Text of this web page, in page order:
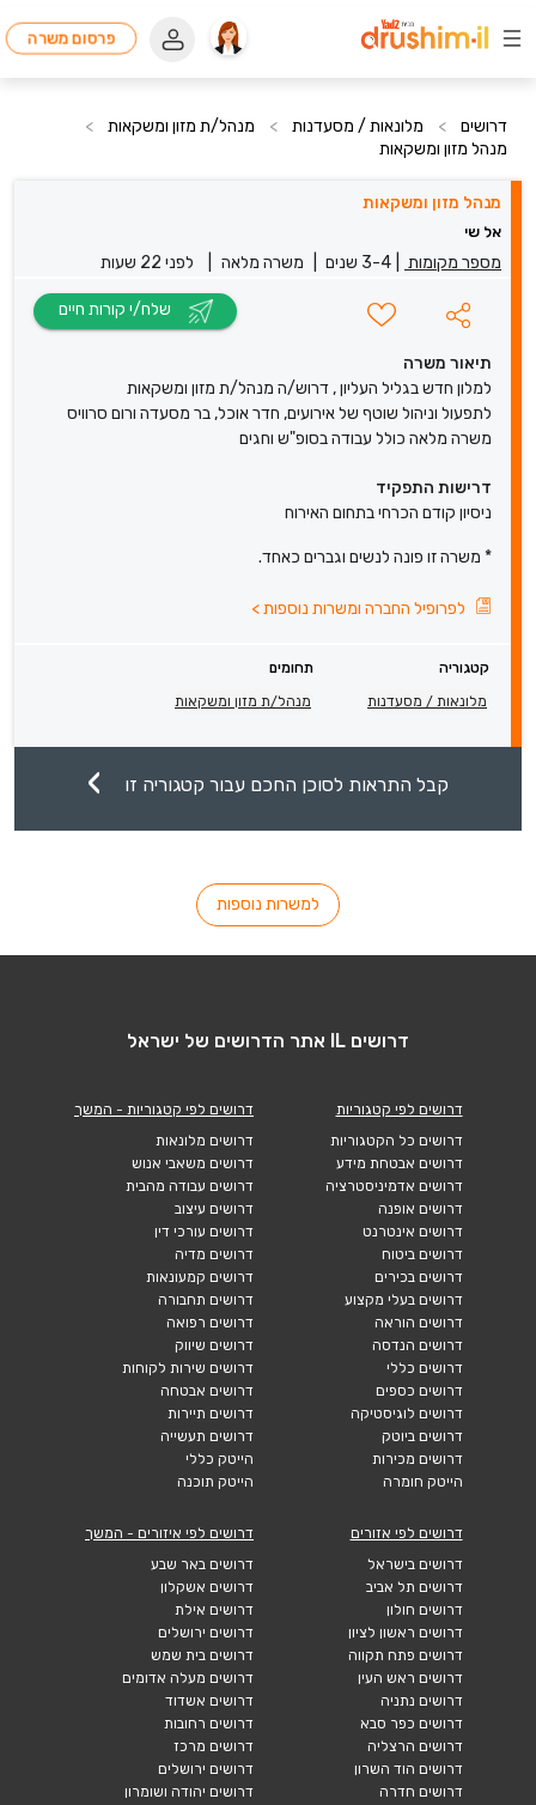
פרסום משרה
דרושים > מלונאות / מסעדנות > מנהל/ת מזון ומשקאות
>
מנהל מזון ומשקאות
מנהל מזון ומשקאות
אל שי
מספר מקומות 3-4 שנים משרה מלאה לפני 22 שעות
תיאור משרה
למלון חדש בגליל העליון , דרוש/ה מנהל/ת מזון ומשקאות
לתפעול וניהול שוטף של אירועים, חדר אוכל, בר מסעדה ורום סרוויס
משרה מלאה כולל עבודה בסופ"ש וחגים
דרישות התפקיד
ניסיון קודם הכרחי בתחום האירוח
* משרה זו פונה לנשים וגברים כאחד.
לפרופיל החברה ומשרות נוספות>
קטגוריה
תחומים
מלונאות / מסעדנות
מנהל/ת מזון ומשקאות
קבל התראות לסוכן החכם עבור קטגוריה זו
למשרות נוספות
דרושים IL אתר הדרושים של ישראל
דרושים לפי קטגוריות
דרושים כל הקטגוריות
דרושים אבטחת מידע
דרושים אדמיניסטרציה
דרושים אופנה
דרושים אינטרנט
דרושים ביטוח
דרושים בכירים
דרושים בעלי מקצוע
דרושים הוראה
דרושים הנדסה
דרושים כללי
דרושים כספים
דרושים לוגיסטיקה
דרושים ביוטק
דרושים מכירות
הייטק חומרה
דרושים לפי קטגוריות - המשך
דרושים מלונאות
דרושים משאבי אנוש
דרושים עבודה מהבית
דרושים עיצוב
דרושים עורכי דין
דרושים מדיה
דרושים קמעונאות
דרושים תחבורה
דרושים רפואה
דרושים שיווק
דרושים שירות לקוחות
דרושים אבטחה
דרושים תיירות
דרושים תעשייה
הייטק כללי
הייטק תוכנה
דרושים לפי אזורים
דרושים בישראל
דרושים תל אביב
דרושים חולון
דרושים ראשון לציון
דרושים פתח תקווה
דרושים ראש העין
דרושים נתניה
דרושים כפר סבא
דרושים הרצליה
דרושים הוד השרון
דרושים חדרה
דרושים לפי איזורים - המשך
דרושים באר שבע
דרושים אשקלון
דרושים אילת
דרושים ירושלים
דרושים בית שמש
דרושים מעלה אדומים
דרושים אשדוד
דרושים רחובות
דרושים מרכז
דרושים ירושלים
דרושים יהודה ושומרון